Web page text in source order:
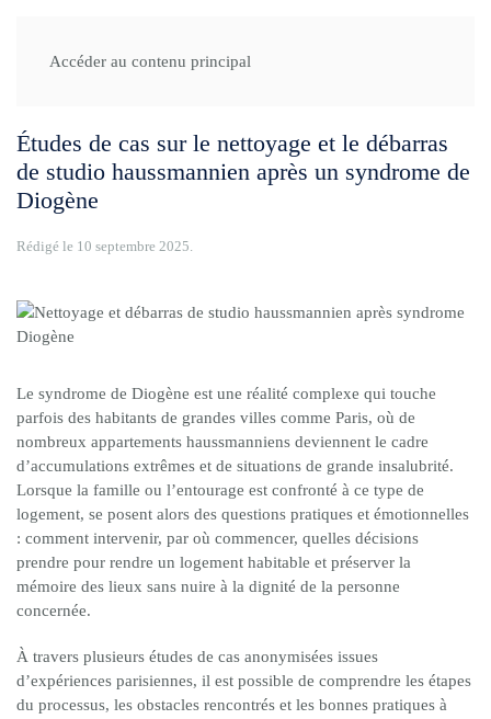
Accéder au contenu principal
Accueil Etudes de cas
Études de cas sur le nettoyage et le débarras de
studio haussmannien après un syndrome de Diogène
Études de cas sur le nettoyage et le débarras
de studio haussmannien après un syndrome de
Diogène
Rédigé le 10 septembre 2025.
Le syndrome de Diogène est une réalité complexe qui touche
parfois des habitants de grandes villes comme Paris, où de
nombreux appartements haussmanniens deviennent le cadre
d’accumulations extrêmes et de situations de grande insalubrité.
Lorsque la famille ou l’entourage est confronté à ce type de
logement, se posent alors des questions pratiques et émotionnelles
: comment intervenir, par où commencer, quelles décisions
prendre pour rendre un logement habitable et préserver la
mémoire des lieux sans nuire à la dignité de la personne
concernée.
À travers plusieurs études de cas anonymisées issues
d’expériences parisiennes, il est possible de comprendre les étapes
du processus, les obstacles rencontrés et les bonnes pratiques à